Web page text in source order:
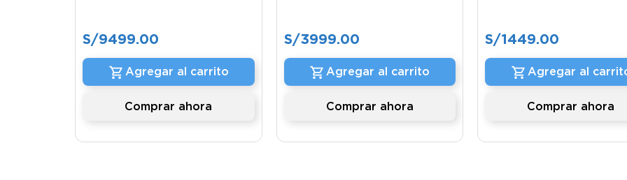
S/9499.00
Agregar al carrito
Comprar ahora
S/3999.00
Agregar al carrito
Comprar ahora
S/1449.00
Agregar al
Comprar ahora